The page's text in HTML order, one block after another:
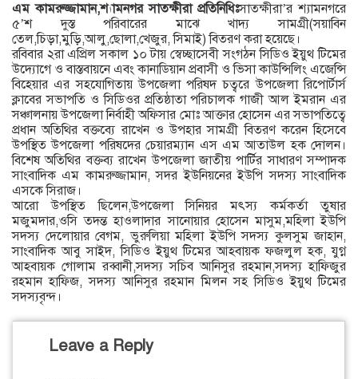
এম কামরুজ্জামান,শ্যামনগর সাতক্ষীরা প্রতিনিধিঃসাতক্ষীরা’র শ্যামনগরে
৫’শ দুস্ত পরিবারের মাঝে খাদ্য সামগ্রী(সয়াবিন
তেল,চিড়া,মুড়ি,আলু,ছোলা,খেজুর, সিমাই) বিতরণ করা হয়েছে।
রবিবার ২রা এপ্রিল সকাল ১০ টায় স্বেচ্ছাসেবী সংগঠন সিডিও ইয়ুথ টিমের
উদ্যোগে ও বাস্তবায়নে এবং কানাডিয়ান প্রবাসী ও ভিসা কাউন্সিলিং এজেন্সি
বিহেয়ার এর সহযোগিতায় উপজেলা পরিষদ চত্বরে উপজেলা রিপোর্টার্স
ক্লাবের সভাপতি ও সিডিওর প্রতিষ্ঠাতা পরিচালক গাজী আল ইমরান এর
সঞ্চালনায় উপজেলা নির্বাহী অফিসার মোঃ আক্তার হোসেন এর সভাপতিত্বে
প্রধান অতিথির বক্তব্যে রাখেন ও উপহার সামগ্রী বিতরণ করেন হিসেবে
উপস্থিত উপজেলা পরিষদের চেয়ারম্যান এস এম আতাউল হক দোলন।
বিশেষ অতিথির বক্তব্য রাখেন উপজেলা জাতীয় পার্টির সাধারণ সম্পাদক
সাংবাদিক এম কামরুজ্জামান, সদর ইউনিয়নের ইউপি সদস্য সাংবাদিক
এসকে সিরাজ‌।
আরো উপস্থিত ছিলেন,উপজেলা সিনিয়র মৎস্য কর্মকর্তা তুষার
মজুমদার,ওসি তদন্ত হাওলাদার সানোয়ার হোসেন মাসুম,মহিলা ইউপি
সদস্য দেলোয়ার বেগম, ভুরুলিয়া মহিলা ইউপি সদস্য কুলসুম জাহান,
সাংবাদিক আবু সাইদ, সিডিও ইয়ুথ টিমের আহবায়ক ফজলুল হক, যুগ্ন
আহবায়ক গোলাম রব্বানী,সদস্য সচিব আনিসুর রহমান,সদস্য হাফিজুর
রহমান হাফিজ, সদস্য আনিসুর রহমান মিলন সহ সিডিও ইয়ুথ টিমের
সদস্যবৃন্দ।
Leave a Reply